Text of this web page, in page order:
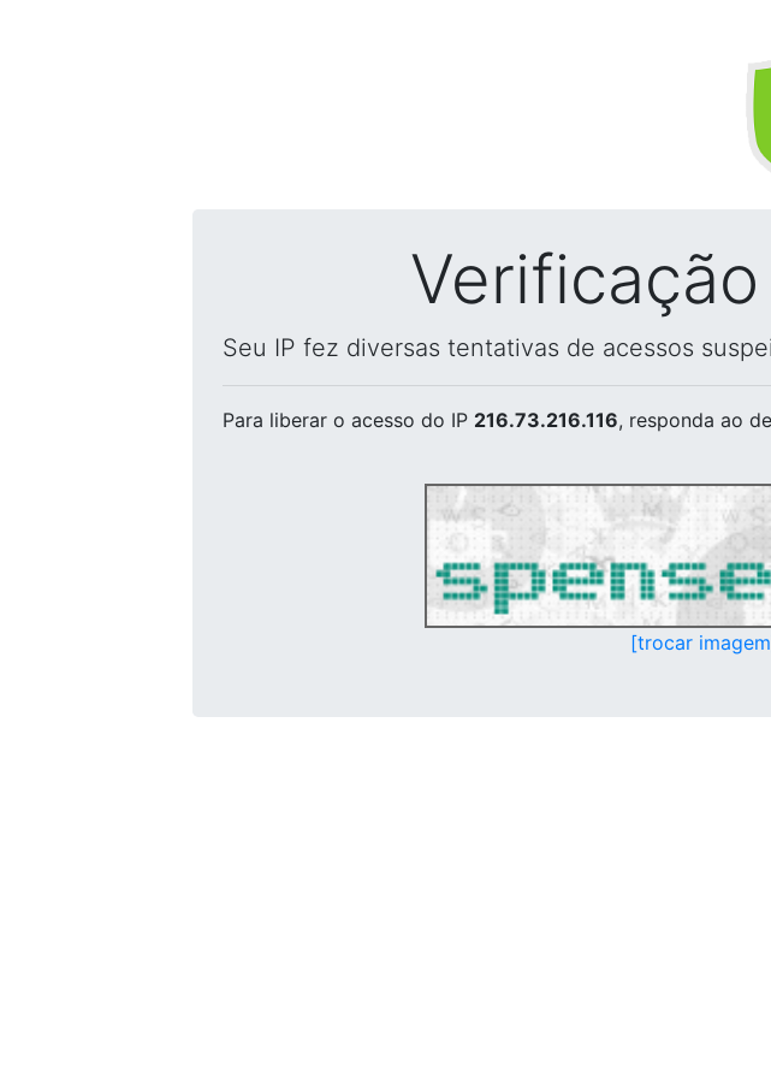
Seu IP fez diversas tentativas de acessos
Para liberar o acesso do IP 216.73.216.116, responda ao
[trocar